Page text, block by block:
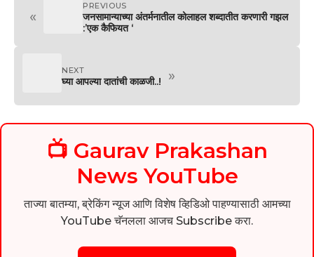
«
PREVIOUS
जनसामान्याच्या अंतर्मनातील कोलाहल शब्दातीत करणारी गझल
:’एक कैफियत ‘
NEXT
घ्या आपल्या दातांची काळजी..! »
📺 Gaurav Prakashan
News YouTube
ताज्या बातम्या, ब्रेकिंग न्यूज आणि विशेष व्हिडिओ पाहण्यासाठी आमच्या
YouTube चॅनलला आजच Subscribe करा.